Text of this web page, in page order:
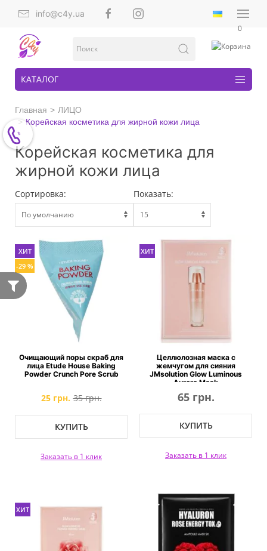
info@c4y.ua
0
КАТАЛОГ
Главная
ЛИЦО
Корейская косметика для жирной кожи лица
Корейская косметика для
жирной кожи лица
Сортировка: Показать:
ХИТ
-29 %
Очищающий поры скраб для
лица Etude House Baking
Powder Crunch Pore Scrub
25 грн. 35 грн.
КУПИТЬ
Заказать в 1 клик
ХИТ
Целлюлозная маска с
жемчугом для сияния
JMsolution Glow Luminous
Aurora Mask
65 грн.
КУПИТЬ
Заказать в 1 клик
ХИТ